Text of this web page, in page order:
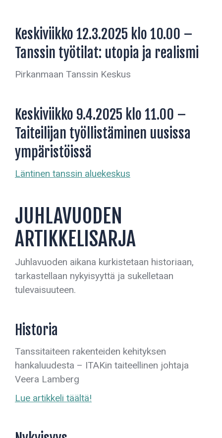
Keskiviikko 12.3.2025 klo 10.00 –
Tanssin työtilat: utopia ja realismi
Pirkanmaan Tanssin Keskus
Keskiviikko 9.4.2025 klo 11.00 –
Taiteilijan työllistäminen uusissa
ympäristöissä
Läntinen tanssin aluekeskus
JUHLAVUODEN
ARTIKKELISARJA
Juhlavuoden aikana kurkistetaan historiaan,
tarkastellaan nykyisyyttä ja sukelletaan
tulevaisuuteen.
Historia
Tanssitaiteen rakenteiden kehityksen
hankaluudesta – ITAKin taiteellinen johtaja
Veera Lamberg
Lue artikkeli täältä!